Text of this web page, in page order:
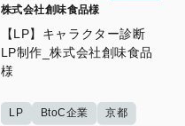
株式会社創味食品様
【LP】キャラクター診断
LP制作_株式会社創味食品
様
LP BtoC企業 京都